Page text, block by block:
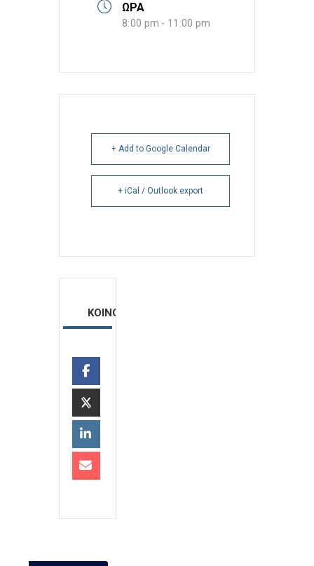
ΩΡΑ
8:00 pm - 11:00 pm
+ Add to Google Calendar
+ iCal / Outlook export
ΚΟΙΝΟΠΟΙΗΣΗ